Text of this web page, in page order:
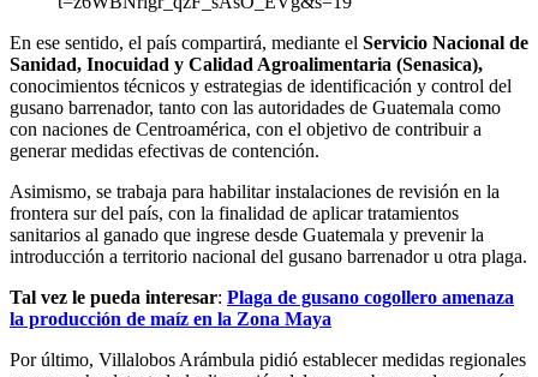
En ese sentido, el país compartirá, mediante el Servicio Nacional de
Sanidad, Inocuidad y Calidad Agroalimentaria (Senasica),
conocimientos técnicos y estrategias de identificación y control del
gusano barrenador, tanto con las autoridades de Guatemala como
con naciones de Centroamérica, con el objetivo de contribuir a
generar medidas efectivas de contención.
Asimismo, se trabaja para habilitar instalaciones de revisión en la
frontera sur del país, con la finalidad de aplicar tratamientos
sanitarios al ganado que ingrese desde Guatemala y prevenir la
introducción a territorio nacional del gusano barrenador u otra plaga.
Tal vez le pueda interesar: Plaga de gusano cogollero amenaza
la producción de maíz en la Zona Maya
Por último, Villalobos Arámbula pidió establecer medidas regionales